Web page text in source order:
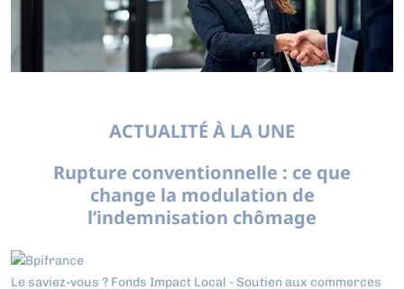
ACTUALITÉ À LA UNE
Rupture conventionnelle : ce que
change la modulation de
l’indemnisation chômage
Le saviez-vous ? Fonds Impact Local - Soutien aux commerces